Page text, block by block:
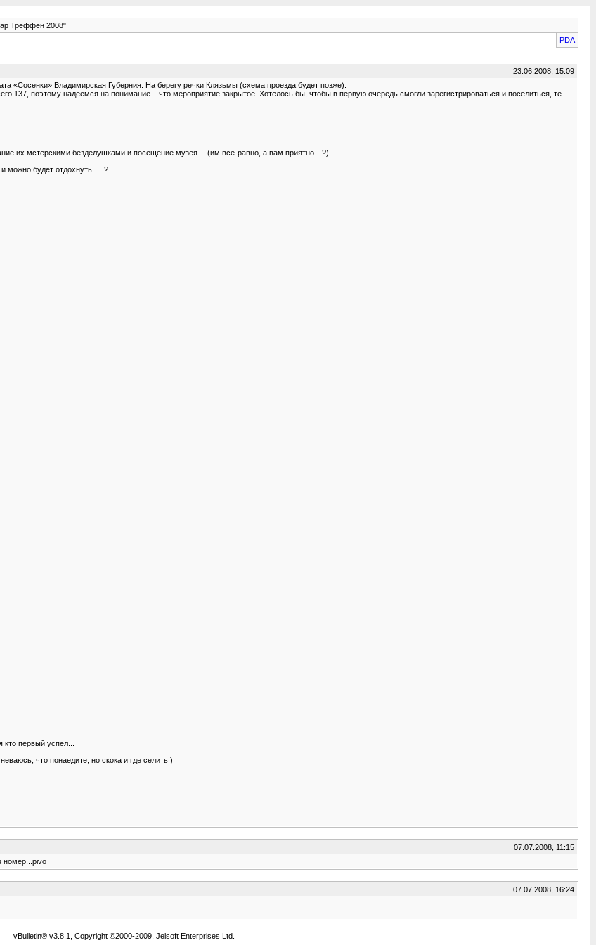
Треффен 2008"
PDA
23.06.2008, 15:09
Владимирская Губерния. На берегу речки Клязьмы (схема проезда будет позже).
поэтому надеемся на понимание – что мероприятие закрытое. Хотелось бы, чтобы в первую очередь смогли зарегистрироваться и поселиться, те
их мстерскими безделушками и посещение музея… (им все-равно, а вам приятно…?)
можно будет отдохнуть…. ?
первый успел...
что понаедите, но скока и где селить )
07.07.2008, 11:15
номер...pivo
07.07.2008, 16:24
vBulletin® v3.8.1, Copyright ©2000-2009, Jelsoft Enterprises Ltd.